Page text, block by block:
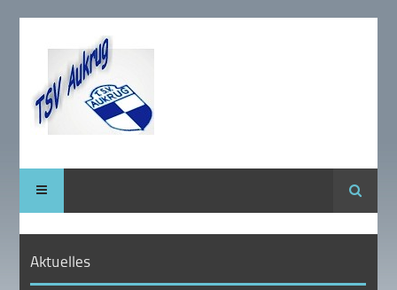
Suche
Aktuelles